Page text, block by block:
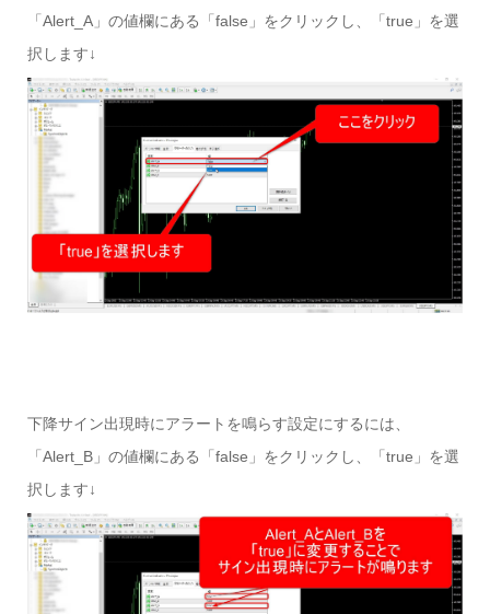
「Alert_A」の値欄にある「false」をクリックし、「true」を選
択します↓
下降サイン出現時にアラートを鳴らす設定にするには、
「Alert_B」の値欄にある「false」をクリックし、「true」を選
択します↓